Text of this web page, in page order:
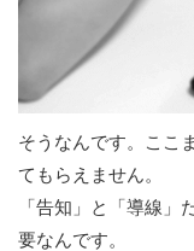
そうなんです。ここ
てもらえません。
「告知」と「導線
要なんです。